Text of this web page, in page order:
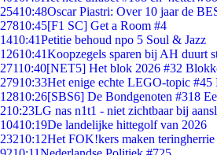
25410:48Oscar Piastri: Over 10 jaar de
27810:45[F1 SC] Get a Room #4
1410:41Petitie behoud npo 5 Soul & Jazz
12610:41Koopzegels sparen bij AH duurt
27110:40[NET5] Het blok 2026 #32
27910:33Het enige echte LEGO-topic
12810:26[SBS6] De Bondgenoten #318
210:23LG nas n1t1 - niet zichtbaar bij
10410:19De landelijke hittegolf van 2026
23210:12Het FOK!kers maken